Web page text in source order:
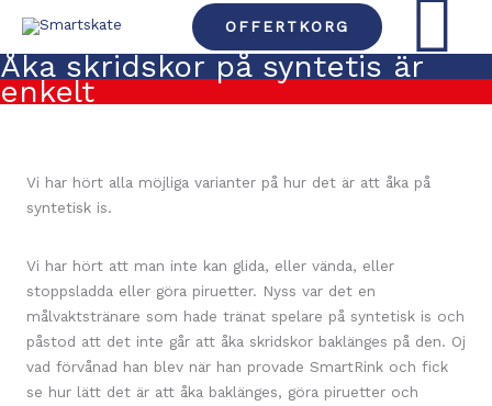
innehåll
OFFERTKORG
Åka skridskor på syntetis är
enkelt
Vi har hört alla möjliga varianter på hur det är att åka på
syntetisk is.
Vi har hört att man inte kan glida, eller vända, eller
stoppsladda eller göra piruetter. Nyss var det en
målvaktstränare som hade tränat spelare på syntetisk is och
påstod att det inte går att åka skridskor baklänges på den. Oj
vad förvånad han blev när han provade SmartRink och fick
se hur lätt det är att åka baklänges, göra piruetter och